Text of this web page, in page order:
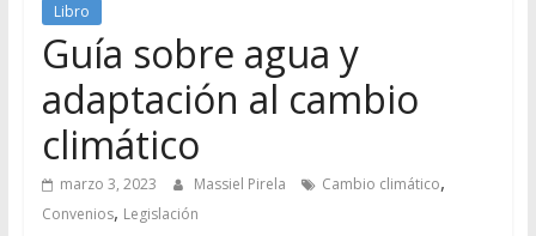
Libro
Guía sobre agua y
adaptación al cambio
climático
marzo 3, 2023 Massiel Pirela Cambio climático,
Convenios, Legislación